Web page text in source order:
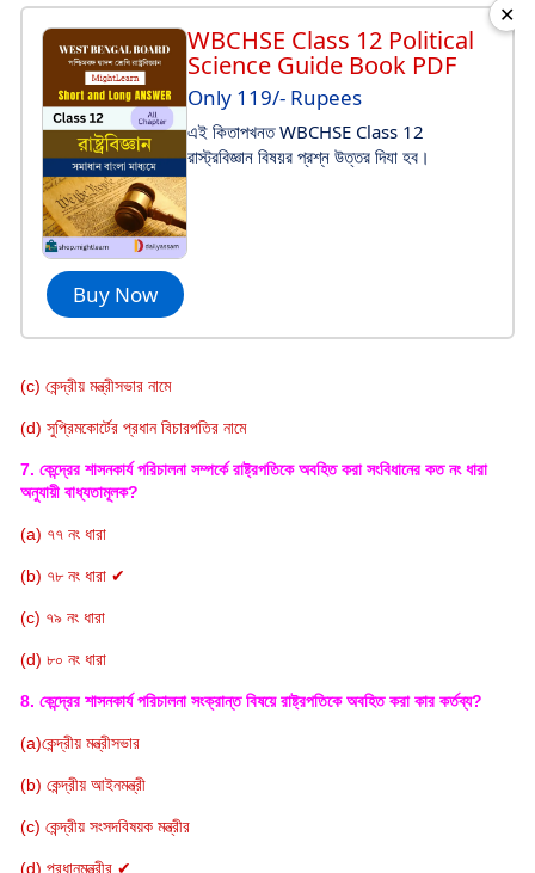
Buy Now
WBCHSE Class 12 Political
Science Guide Book PDF
Only 119/- Rupees
এই কিতাপখনত WBCHSE Class 12
রাস্ট্রবিজ্ঞান বিষয়র প্রশ্ন উত্তর দিযা হব।
✕
(c) কেন্দ্রীয় মন্ত্রীসভার নামে
(d) সুপ্রিমকোর্টের প্রধান বিচারপতির নামে
7. কেন্দ্রের শাসনকার্য পরিচালনা সম্পর্কে রাষ্ট্রপতিকে অবহিত করা সংবিধানের কত নং ধারা
অনুযায়ী বাধ্যতামূলক?
(a) ৭৭ নং ধারা
(b) ৭৮ নং ধারা ✔
(c) ৭৯ নং ধারা
(d) ৮০ নং ধারা
8. কেন্দ্রের শাসনকার্য পরিচালনা সংক্রান্ত বিষয়ে রাষ্ট্রপতিকে অবহিত করা কার কর্তব্য?
(a)কেন্দ্রীয় মন্ত্রীসভার
(b) কেন্দ্রীয় আইনমন্ত্রী
(c) কেন্দ্রীয় সংসদবিষয়ক মন্ত্রীর
(d) প্রধানমন্ত্রীর ✔